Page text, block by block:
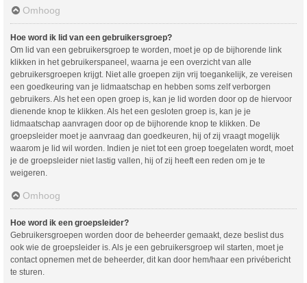
Omhoog
Hoe word ik lid van een gebruikersgroep?
Om lid van een gebruikersgroep te worden, moet je op de bijhorende link
klikken in het gebruikerspaneel, waarna je een overzicht van alle
gebruikersgroepen krijgt. Niet alle groepen zijn vrij toegankelijk, ze vereisen
een goedkeuring van je lidmaatschap en hebben soms zelf verborgen
gebruikers. Als het een open groep is, kan je lid worden door op de hiervoor
dienende knop te klikken. Als het een gesloten groep is, kan je je
lidmaatschap aanvragen door op de bijhorende knop te klikken. De
groepsleider moet je aanvraag dan goedkeuren, hij of zij vraagt mogelijk
waarom je lid wil worden. Indien je niet tot een groep toegelaten wordt, moet
je de groepsleider niet lastig vallen, hij of zij heeft een reden om je te
weigeren.
Omhoog
Hoe word ik een groepsleider?
Gebruikersgroepen worden door de beheerder gemaakt, deze beslist dus
ook wie de groepsleider is. Als je een gebruikersgroep wil starten, moet je
contact opnemen met de beheerder, dit kan door hem/haar een privébericht
te sturen.